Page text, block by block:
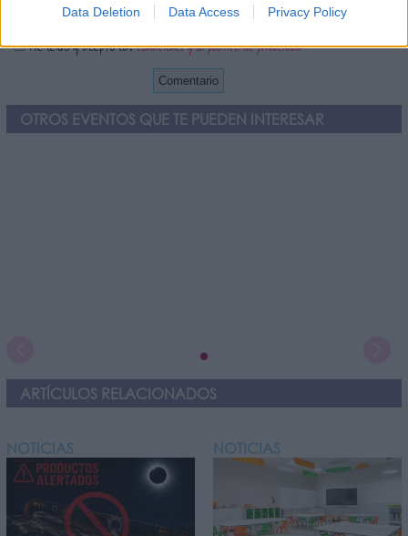
Data Deletion Data Access Privacy Policy
He leído y acepto lascondiciones y la política de privacidad
OTROS EVENTOS QUE TE PUEDEN INTERESAR
ARTÍCULOS RELACIONADOS
NOTICIAS NOTICIAS